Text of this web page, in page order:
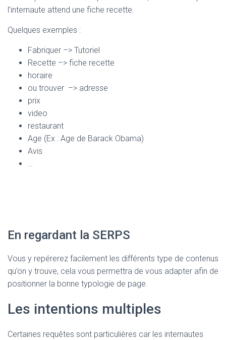
l’internaute attend une fiche recette.
Quelques exemples :
Fabriquer –> Tutoriel
Recette –> fiche recette
horaire
ou trouver –> adresse
prix
video
restaurant
Age (Ex : Age de Barack Obama)
Avis
…
En regardant la SERPS
Vous y repérerez facilement les différents type de contenus
qu’on y trouve, cela vous permettra de vous adapter afin de
positionner la bonne typologie de page.
Les intentions multiples
Certaines requêtes sont particulières car les internautes